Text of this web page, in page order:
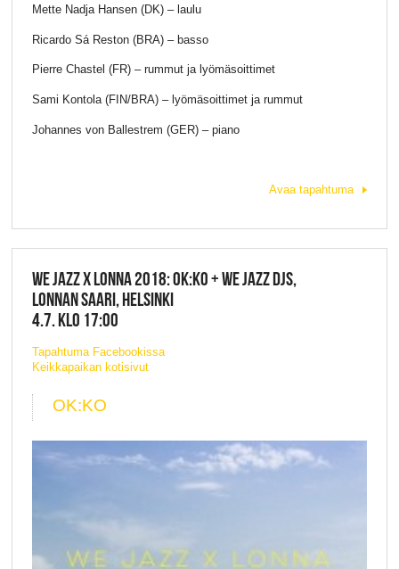
Mette Nadja Hansen (DK) – laulu
Ricardo Sá Reston (BRA) – basso
Pierre Chastel (FR) – rummut ja lyömäsoittimet
Sami Kontola (FIN/BRA) – lyömäsoittimet ja rummut
Johannes von Ballestrem (GER) – piano
Avaa tapahtuma
WE JAZZ X LONNA 2018: OK:KO + WE JAZZ DJS,
LONNAN SAARI, HELSINKI
4.7. KLO 17:00
Tapahtuma Facebookissa
Keikkapaikan kotisivut
OK:KO